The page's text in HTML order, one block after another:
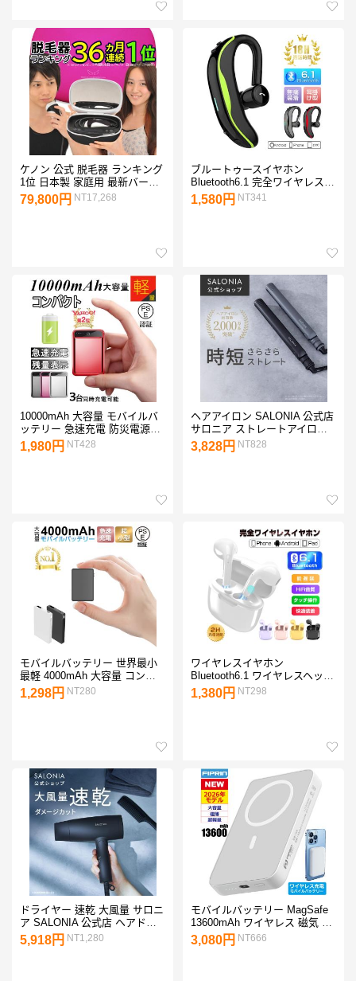
ケノン 公式 脱毛器 ランキング
1位 日本製 家庭用 最新バージ
ョン 光美容器 KE-NON メンズ
髭 VIO 対応 おすすめ 口コミ
79,800円 NT17,268
ブルートゥースイヤホン
Bluetooth6.1 完全ワイヤレス
耳掛け型 ヘッドセット 片耳 日
本語音声通知 180°回転 超長待
1,580円 NT341
10000mAh 大容量 モバイルバ
ッテリー 急速充電 防災電源
2.1A iPhone17充電 小型 軽量
USB2ポート 3台同時充電 LED
1,980円 NT428
ヘアアイロン SALONIA 公式店
サロニア ストレートアイロン
ストレート アイロン コテ
15mm 24mm 35mm 家電 1年
3,828円 NT828
モバイルバッテリー 世界最小
最軽 4000mAh 大容量 コンパ
クト 防災電源 スマホ充電
iPhone17充電 超薄型軽量 出力
1,298円 NT280
ワイヤレスイヤホン
Bluetooth6.1 ワイヤレスヘッド
セット インナーイヤー型 ENC
ノイズキャンセリング 高音質
1,380円 NT298
ドライヤー 速乾 大風量 サロニ
ア SALONIA 公式店 ヘアドラ
イヤー ヘアードライヤー
1200w 大風量 冷風 高速 スピ
5,918円 NT1,280
モバイルバッテリー MagSafe
13600mAh ワイヤレス 磁気 超
軽量 薄型 小型 マグネット 充
電器 PSE マグセーフ iPhone
3,080円 NT666